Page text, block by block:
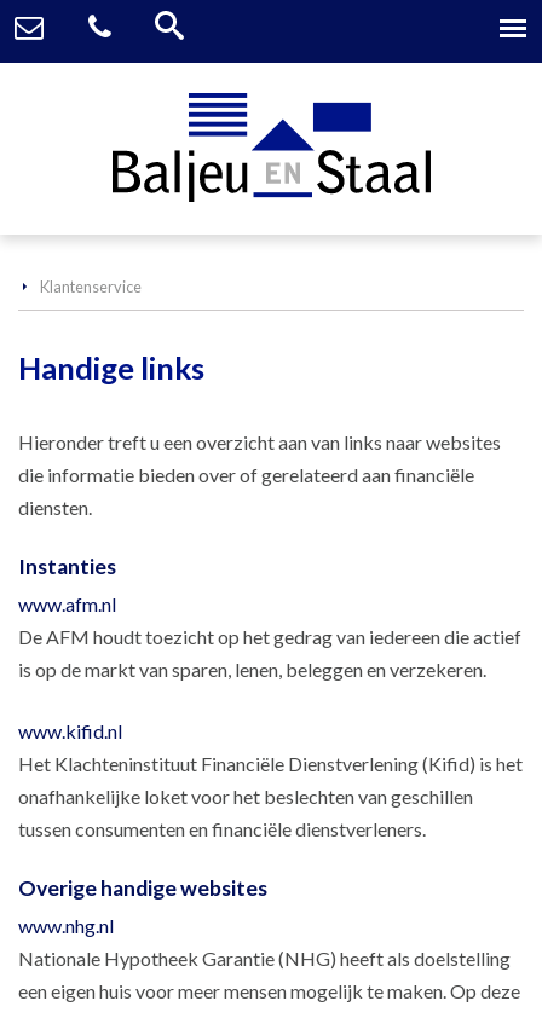
Klantenservice
Handige links
Hieronder treft u een overzicht aan van links naar websites
die informatie bieden over of gerelateerd aan financiële
diensten.
Instanties
www.afm.nl
De AFM houdt toezicht op het gedrag van iedereen die actief
is op de markt van sparen, lenen, beleggen en verzekeren.
www.kifid.nl
Het Klachteninstituut Financiële Dienstverlening (Kifid) is het
onafhankelijke loket voor het beslechten van geschillen
tussen consumenten en financiële dienstverleners.
Overige handige websites
www.nhg.nl
Nationale Hypotheek Garantie (NHG) heeft als doelstelling
een eigen huis voor meer mensen mogelijk te maken. Op deze